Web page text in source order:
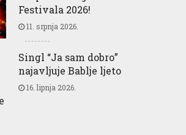
Festivala 2026!
11. srpnja 2026.
Singl “Ja sam dobro”
najavljuje Bablje ljeto
16. lipnja 2026.